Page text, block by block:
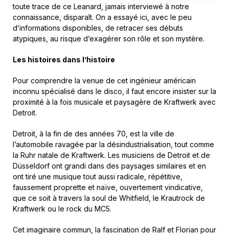
toute trace de ce Leanard, jamais interviewé à notre
connaissance, disparaît. On a essayé ici, avec le peu
d’informations disponibles, de retracer ses débuts
atypiques, au risque d’exagérer son rôle et son mystère.
Les histoires dans l’histoire
Pour comprendre la venue de cet ingénieur américain
inconnu spécialisé dans le disco, il faut encore insister sur la
proximité à la fois musicale et paysagère de Kraftwerk avec
Detroit.
Detroit, à la fin de des années 70, est la ville de
l’automobile ravagée par la désindustrialisation, tout comme
la Ruhr natale de Kraftwerk. Les musiciens de Detroit et de
Düsseldorf ont grandi dans des paysages similaires et en
ont tiré une musique tout aussi radicale, répétitive,
faussement proprette et naïve, ouvertement vindicative,
que ce soit à travers la soul de Whitfield, le Krautrock de
Kraftwerk ou le rock du MC5.
Cet imaginaire commun, la fascination de Ralf et Florian pour